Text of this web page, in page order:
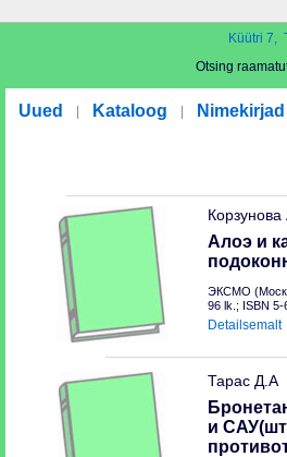
Küütri 7,
Otsing
Uued Kataloog Nimekirjad
Алоэ и
ЭКСМО
96 lk.; ISBN
Detailsemalt
Тарас Д.А
и